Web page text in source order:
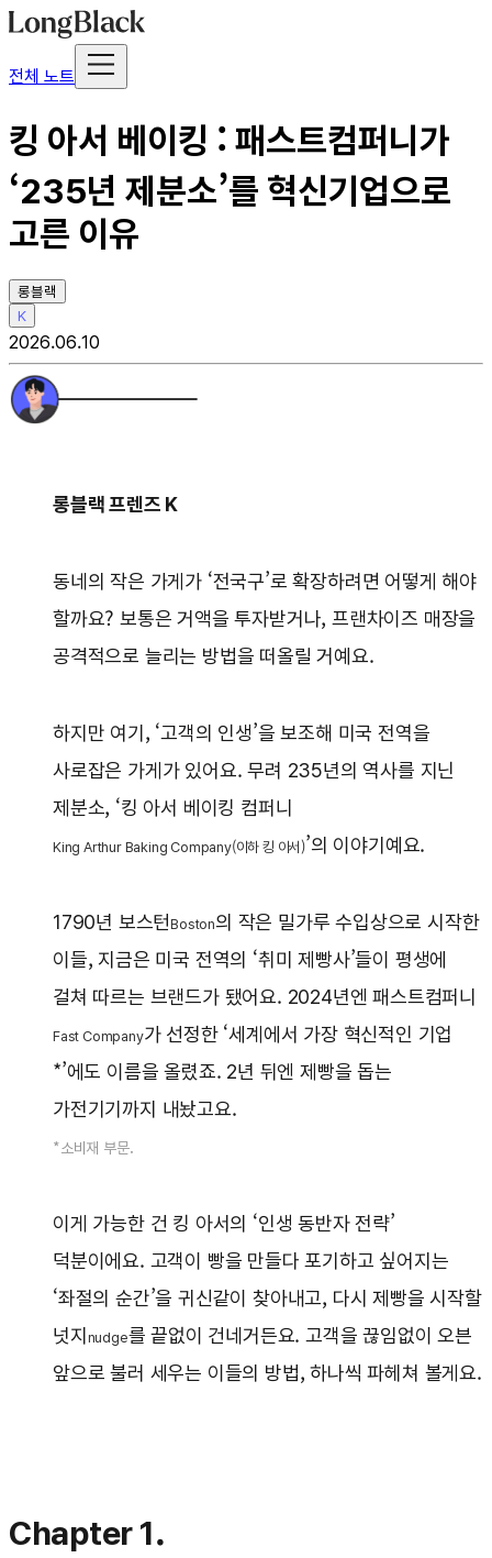
전체 노트
킹 아서 베이킹 : 패스트컴퍼니가
‘235년 제분소’를 혁신기업으로
고른 이유
롱블랙
K
2026.06.10
롱블랙 프렌즈 K
동네의 작은 가게가 ‘전국구’로 확장하려면 어떻게 해야
할까요? 보통은 거액을 투자받거나, 프랜차이즈 매장을
공격적으로 늘리는 방법을 떠올릴 거예요.
하지만 여기, ‘고객의 인생’을 보조해 미국 전역을
사로잡은 가게가 있어요. 무려 235년의 역사를 지닌
제분소, ‘킹 아서 베이킹 컴퍼니
King Arthur Baking Company(이하 킹 아서)’의 이야기예요.
1790년 보스턴Boston의 작은 밀가루 수입상으로 시작한
이들, 지금은 미국 전역의 ‘취미 제빵사’들이 평생에
걸쳐 따르는 브랜드가 됐어요. 2024년엔 패스트컴퍼니
Fast Company가 선정한 ‘세계에서 가장 혁신적인 기업
*’에도 이름을 올렸죠. 2년 뒤엔 제빵을 돕는
가전기기까지 내놨고요.
*소비재 부문.
이게 가능한 건 킹 아서의 ‘인생 동반자 전략’
덕분이에요. 고객이 빵을 만들다 포기하고 싶어지는
‘좌절의 순간’을 귀신같이 찾아내고, 다시 제빵을 시작할
넛지 nudge를 끝없이 건네거든요. 고객을 끊임없이 오븐
앞으로 불러 세우는 이들의 방법, 하나씩 파헤쳐 볼게요.
Chapter 1.